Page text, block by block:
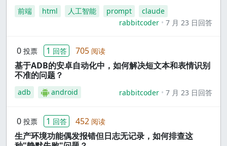
前端 html 人工智能 prompt
claude
rabbitcoder
7 月 23 日回答
0 投票 1 回答 705 阅读
基于ADB的安卓自动化中，如何解决短文本和表情识别
不准的问题？
adb android rabbitcoder 7 月 23 日回答
0 投票 1 回答 452 阅读
生产环境功能偶发报错但日志无记录，如何排查这